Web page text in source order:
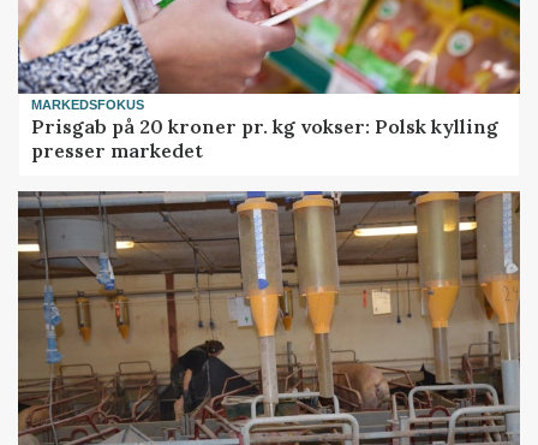
MARKEDSFOKUS
Prisgab på 20 kroner pr. kg vokser: Polsk kylling
presser markedet